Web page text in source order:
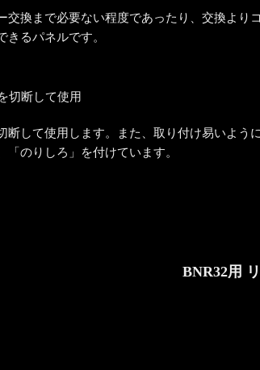
交換まで必要ない程度であったり、交換より
きるパネルです。
断して使用します。また、取り付け易いよう
「のりしろ」を付けています。
BNR32用